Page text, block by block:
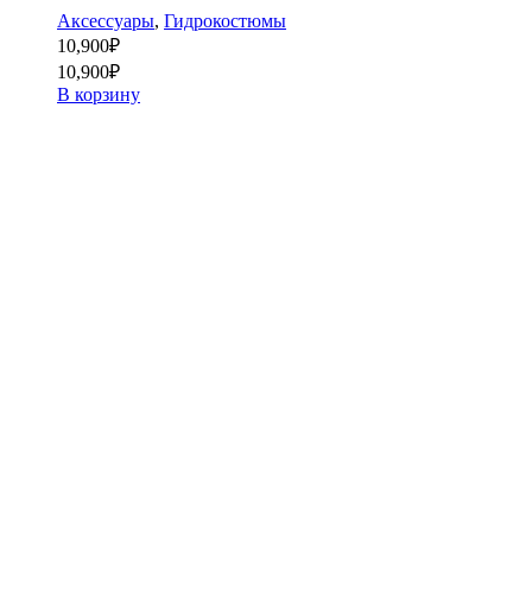
Аксессуары, Гидрокостюмы
10,900₽
10,900₽
В корзину